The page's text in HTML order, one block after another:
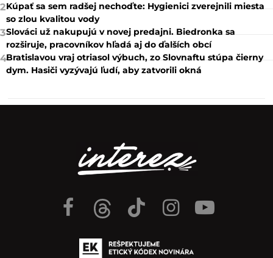
2Kúpať sa sem radšej nechoďte: Hygienici zverejnili miesta
so zlou kvalitou vody
3Slováci už nakupujú v novej predajni. Biedronka sa
rozširuje, pracovníkov hľadá aj do ďalších obcí
4Bratislavou vraj otriasol výbuch, zo Slovnaftu stúpa čierny
dym. Hasiči vyzývajú ľudí, aby zatvorili okná